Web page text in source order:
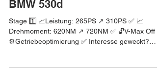
Next Level Optimierung
BMW 530d